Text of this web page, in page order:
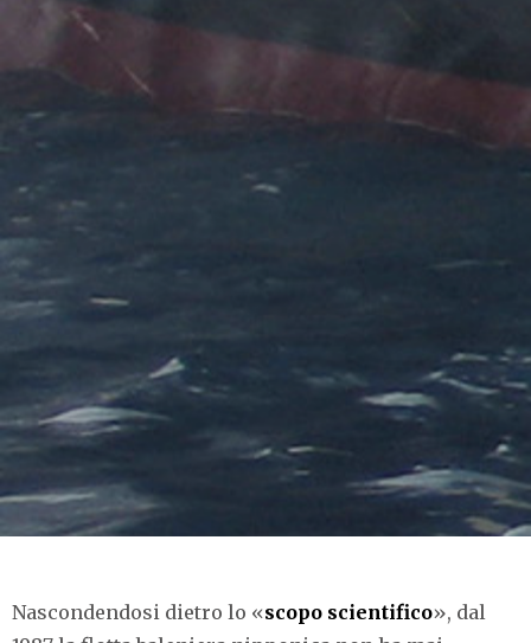
Nascondendosi dietro lo «scopo scientifico», dal